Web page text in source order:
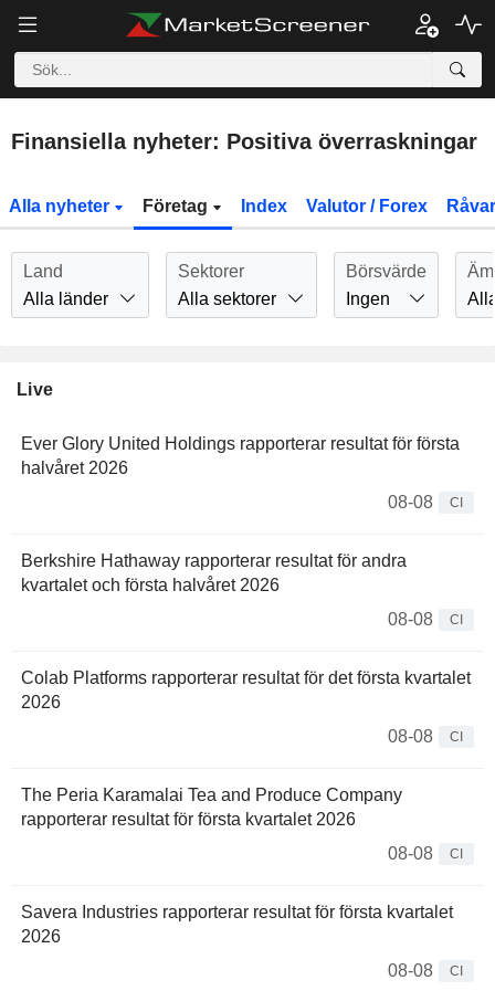
Finansiella nyheter: Positiva överraskningar
Alla nyheter Företag Index Valutor / Forex
Land
Alla länder
Sektorer
Alla sektorer
Börsvärde
Ingen
Live
Ever Glory United Holdings rapporterar resultat för första
halvåret 2026
08-08
CI
Berkshire Hathaway rapporterar resultat för andra
kvartalet och första halvåret 2026
08-08
CI
Colab Platforms rapporterar resultat för det första kvartalet
2026
08-08
CI
The Peria Karamalai Tea and Produce Company
rapporterar resultat för första kvartalet 2026
08-08
CI
Savera Industries rapporterar resultat för första kvartalet
2026
08-08
CI